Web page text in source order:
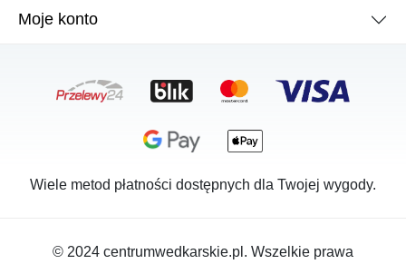
Moje konto
Wiele metod płatności dostępnych dla Twojej wygody.
© 2024 centrumwedkarskie.pl. Wszelkie prawa